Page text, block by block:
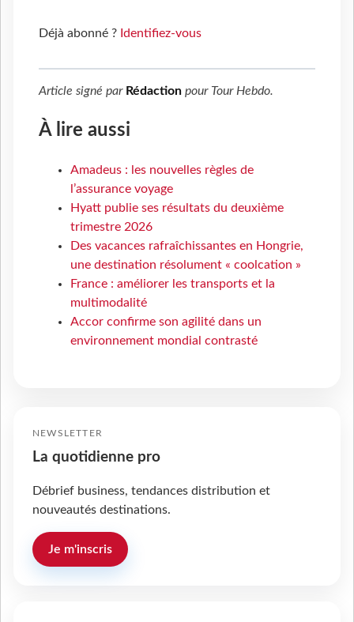
Déjà abonné ? Identifiez-vous
Article signé par Rédaction pour Tour Hebdo.
À lire aussi
Amadeus : les nouvelles règles de
l’assurance voyage
Hyatt publie ses résultats du deuxième
trimestre 2026
Des vacances rafraîchissantes en Hongrie,
une destination résolument « coolcation »
France : améliorer les transports et la
multimodalité
Accor confirme son agilité dans un
environnement mondial contrasté
NEWSLETTER
La quotidienne pro
Débrief business, tendances distribution et
nouveautés destinations.
Je m'inscris